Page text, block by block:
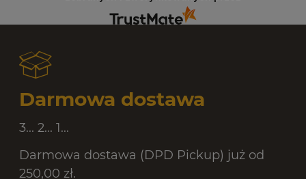
Darmowa dostawa
3... 2... 1...
Darmowa dostawa (DPD Pickup) już od
250,00 zł.